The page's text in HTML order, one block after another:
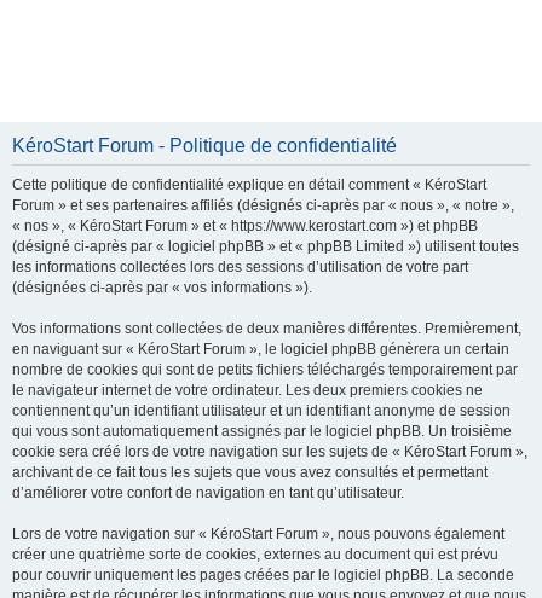
KéroStart Forum - Politique de confidentialité
Cette politique de confidentialité explique en détail comment « KéroStart
Forum » et ses partenaires affiliés (désignés ci-après par « nous », « notre »,
« nos », « KéroStart Forum » et « https://www.kerostart.com ») et phpBB
(désigné ci-après par « logiciel phpBB » et « phpBB Limited ») utilisent toutes
les informations collectées lors des sessions d’utilisation de votre part
(désignées ci-après par « vos informations »).
Vos informations sont collectées de deux manières différentes. Premièrement,
en naviguant sur « KéroStart Forum », le logiciel phpBB génèrera un certain
nombre de cookies qui sont de petits fichiers téléchargés temporairement par
le navigateur internet de votre ordinateur. Les deux premiers cookies ne
contiennent qu’un identifiant utilisateur et un identifiant anonyme de session
qui vous sont automatiquement assignés par le logiciel phpBB. Un troisième
cookie sera créé lors de votre navigation sur les sujets de « KéroStart Forum »,
archivant de ce fait tous les sujets que vous avez consultés et permettant
d’améliorer votre confort de navigation en tant qu’utilisateur.
Lors de votre navigation sur « KéroStart Forum », nous pouvons également
créer une quatrième sorte de cookies, externes au document qui est prévu
pour couvrir uniquement les pages créées par le logiciel phpBB. La seconde